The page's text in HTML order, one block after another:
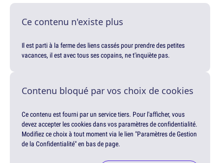
Ce contenu n'existe plus
Il est parti à la ferme des liens cassés pour prendre des petites
vacances, il est avec tous ses copains, ne t'inquiète pas.
Contenu bloqué par vos choix de cookies
Ce contenu est fourni par un service tiers. Pour l'afficher, vous
devez accepter les cookies dans vos paramètres de confidentialité.
Modifiez ce choix à tout moment via le lien "Paramètres de Gestion
de la Confidentialité" en bas de page.